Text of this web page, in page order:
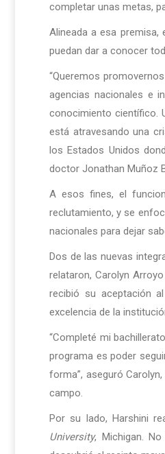
completar unas metas,
Alineada a esa
puedan dar a conocer
“Queremos
agencias nacionales e
conocimiento científico.
está atravesando una
los Estados Unidos
doctor Jonathan Muñoz
A esos fines, el
reclutamiento, y se
nacionales para dejar
Dos de las nuevas
relataron, Carolyn
recibió su aceptación
excelencia de la
“Completé mi
programa es poder
forma”, aseguró
campo.
Por su lado, Harshini
University, Michigan.